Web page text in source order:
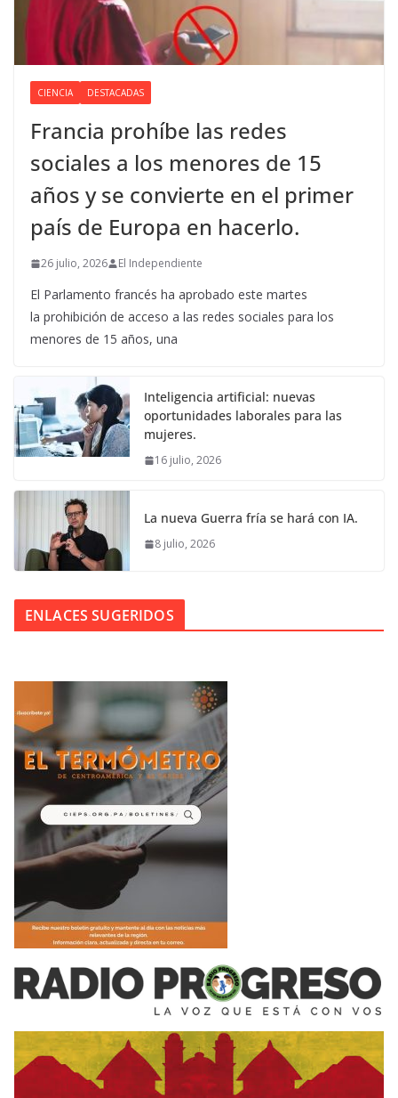
CIENCIA DESTACADAS
Francia prohíbe las redes
sociales a los menores de 15
años y se convierte en el primer
país de Europa en hacerlo.
26 julio, 2026 El Independiente
El Parlamento francés ha aprobado este martes
la prohibición de acceso a las redes sociales para los
menores de 15 años, una
Inteligencia artificial: nuevas
oportunidades laborales para las
mujeres.
16 julio, 2026
La nueva Guerra fría se hará con IA.
8 julio, 2026
ENLACES SUGERIDOS